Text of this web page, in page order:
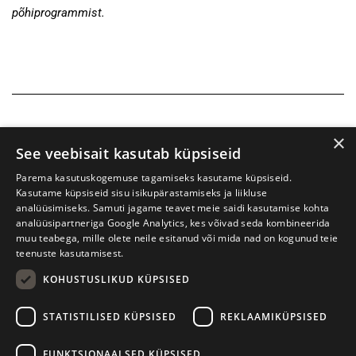
põhiprogrammist.
Prima Vista kirjandusfestival
+372 56906836
×
See veebisait kasutab küpsiseid
Parema kasutuskogemuse tagamiseks kasutame küpsiseid.
Kasutame küpsiseid sisu isikupärastamiseks ja liikluse
analüüsimiseks. Samuti jagame teavet meie saidi kasutamise kohta
analüüsipartneriga Google Analytics, kes võivad seda kombineerida
muu teabega, mille olete neile esitanud või mida nad on kogunud teie
teenuste kasutamisest.
KOHUSTUSLIKUD KÜPSISED
STATISTILISED KÜPSISED REKLAAMIKÜPSISED